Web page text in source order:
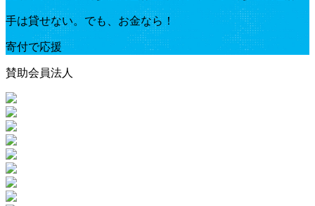
手は貸せない。でも、お金なら！
寄付で応援
賛助会員法人